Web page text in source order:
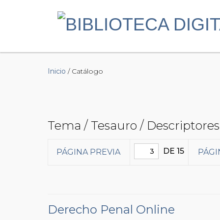
Inicio / Catálogo
Tema / Tesauro /
PÁGINA PREVIA DE 15
Derecho Penal Online